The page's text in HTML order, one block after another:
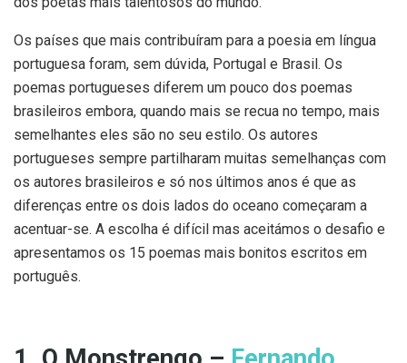
Os países que mais contribuíram para a poesia em língua
portuguesa foram, sem dúvida, Portugal e Brasil. Os
poemas portugueses diferem um pouco dos poemas
brasileiros embora, quando mais se recua no tempo, mais
semelhantes eles são no seu estilo. Os autores
portugueses sempre partilharam muitas semelhanças com
os autores brasileiros e só nos últimos anos é que as
diferenças entre os dois lados do oceano começaram a
acentuar-se. A escolha é difícil mas aceitámos o desafio e
apresentamos os 15 poemas mais bonitos escritos em
português.